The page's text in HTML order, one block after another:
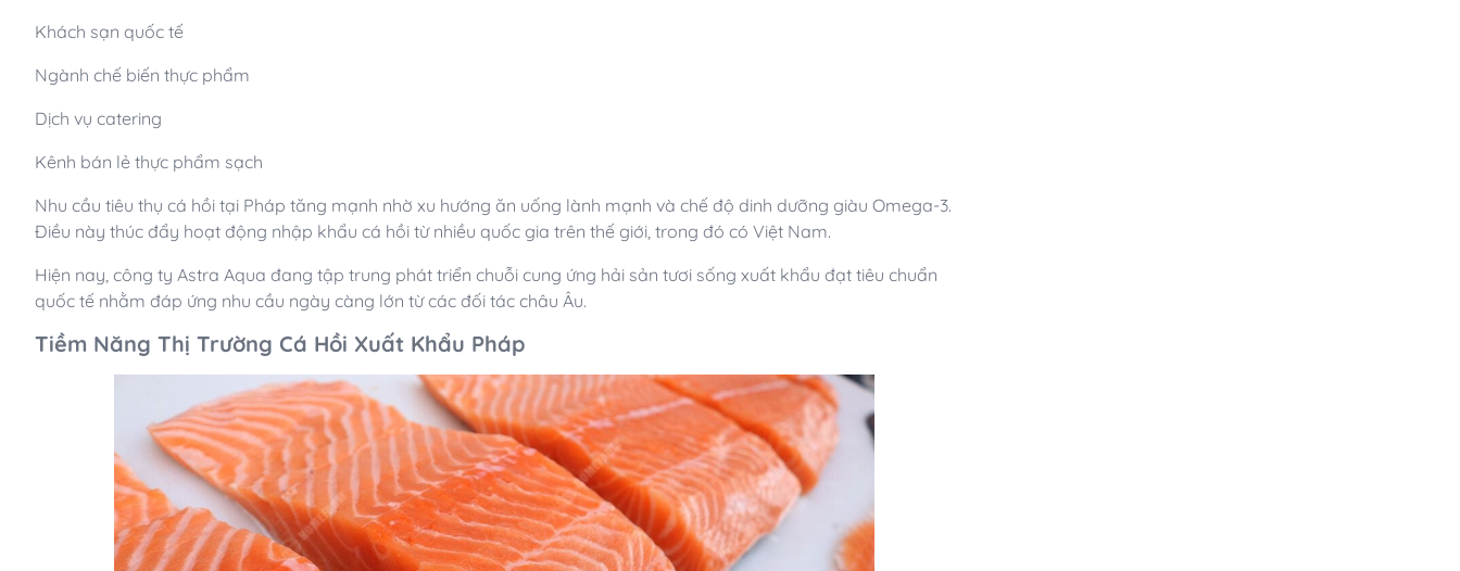
Khách sạn quốc tế
Ngành chế biến thực phẩm
Dịch vụ catering
Kênh bán lẻ thực phẩm sạch
Nhu cầu tiêu thụ cá hồi tại Pháp tăng mạnh nhờ xu hướng ăn uống lành mạnh và chế độ dinh dưỡng giàu Omega-3.
Điều này thúc đẩy hoạt động nhập khẩu cá hồi từ nhiều quốc gia trên thế giới, trong đó có Việt Nam.
Hiện nay, công ty Astra Aqua đang tập trung phát triển chuỗi cung ứng hải sản tươi sống xuất khẩu đạt tiêu chuẩn
quốc tế nhằm đáp ứng nhu cầu ngày càng lớn từ các đối tác châu Âu.
Tiềm Năng Thị Trường Cá Hồi Xuất Khẩu Pháp